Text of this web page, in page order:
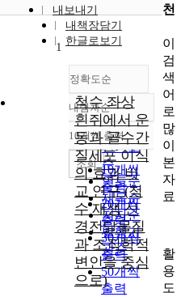
내보내기
내책장담기
한글로보기
정확도순
정확도
순
인기도
순
연도순
제목순
저자순
발행기
관순
내림차순
내림차순
10개씩 출력
10개씩
출력
20개씩
출력
30개씩
출력
50개씩
출력
조회
1
척수 좌상
흰쥐에서 운
동과 골수간
질세포 이식
의 효과 비
교 연구 (척
수 재생 신
경전달물질
과 조직학적
변인을 중심
으로)
천
이
검
색
어
로
많
이
본
자
료
활
용
도